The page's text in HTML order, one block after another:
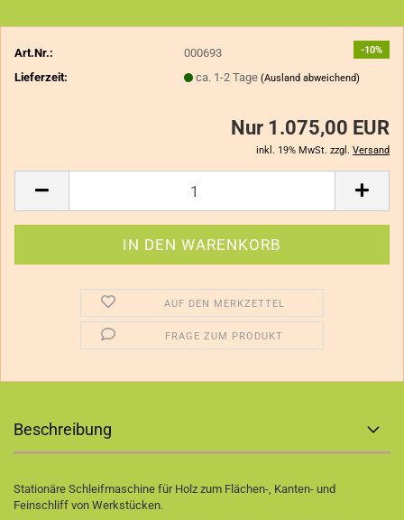
-10%
Art.Nr.:
000693
Lieferzeit:
ca. 1-2 Tage(Ausland abweichend)
Nur 1.075,00 EUR
inkl. 19% MwSt. zzgl. Versand
AUF DEN MERKZETTEL
FRAGE ZUM PRODUKT
Beschreibung
Stationäre Schleifmaschine für Holz zum Flächen-, Kanten- und
Feinschliff von Werkstücken.